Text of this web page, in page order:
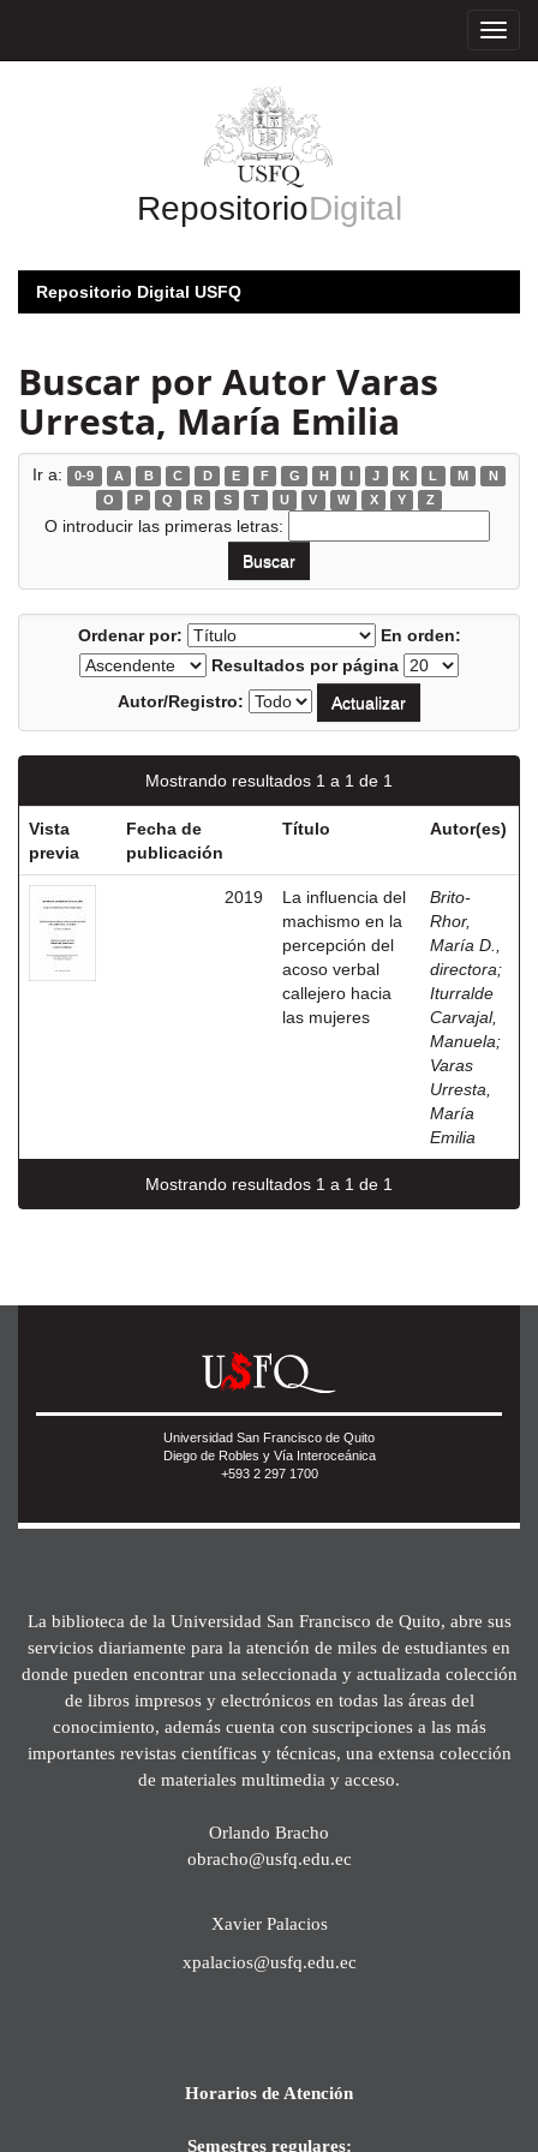
RepositorioDigital
Repositorio Digital USFQ
Buscar por Autor Varas
Urresta, María Emilia
Ir a: 0-9 A B C D E F G H I J K L M
N
O
P Q R S T U V W X Y Z
O introducir las primeras letras:
Ordenar por:
En orden:
Resultados por página
Autor/Registro:
Mostrando resultados 1 a 1 de 1
Vista
previa
Fecha de
publicación
Título Autor(es)
2019
La influencia del
machismo en la
percepción del
acoso verbal
callejero hacia
las mujeres
Brito-
Rhor,
María D.,
directora;
Iturralde
Carvajal,
Manuela;
Varas
Urresta,
María
Emilia
Mostrando resultados 1 a 1 de 1
Universidad San Francisco de Quito
Diego de Robles y Vía Interoceánica
+593 2 297 1700
La biblioteca de la Universidad San Francisco de Quito, abre sus
servicios diariamente para la atención de miles de estudiantes en
donde pueden encontrar una seleccionada y actualizada colección
de libros impresos y electrónicos en todas las áreas del
conocimiento, además cuenta con suscripciones a las más
importantes revistas científicas y técnicas, una extensa colección
de materiales multimedia y acceso.
Orlando Bracho
obracho@usfq.edu.ec
Xavier Palacios
xpalacios@usfq.edu.ec
Horarios de Atención
Semestres regulares: